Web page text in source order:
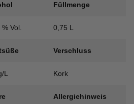
Füllmenge
% Vol. 0,75 L
Verschluss
L Kork
Allergiehinweis